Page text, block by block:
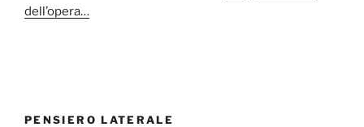
dell’opera…
PENSIERO LATERALE